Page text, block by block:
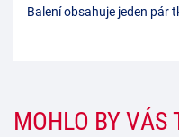
Balení obsahuje jeden pár
MOHLO BY